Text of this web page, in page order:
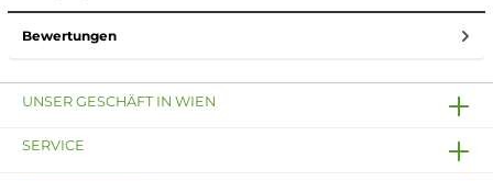
Bewertungen
UNSER GESCHÄFT IN WIEN
SERVICE